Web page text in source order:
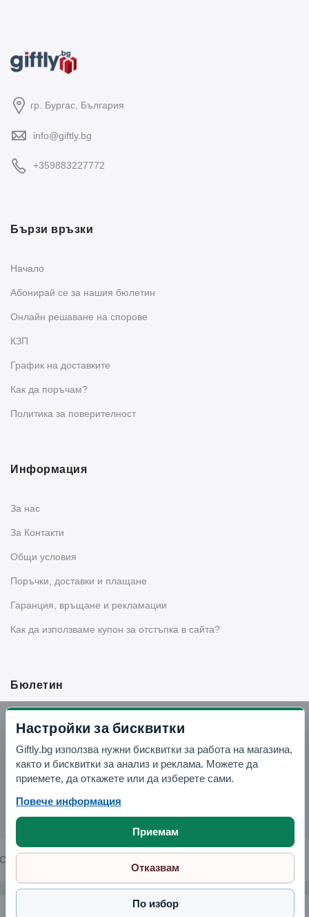
Метална лъжица за сервиране. 33 см. (02C0472)
гр. Бургас, България
info@giftly.bg
+359883227772
Бързи връзки
Начало
Абонирай се за нашия бюлетин
Oнлайн решаване на спорове
КЗП
График на доставките
Как да поръчам?
Политика за поверителност
Информация
За нас
За Контакти
Общи условия
Поръчки, доставки и плащане
Гаранция, връщане и рекламации
Как да използваме купон за отстъпка в сайта?
Бюлетин
Вземи -10% отстъпка в Telegram
Отвори Telegram
Copyright © 2026 GIFTLY.BG. All rights reserved.
Настройки за бисквитки
Giftly.bg използва нужни бисквитки за работа на магазина,
както и бисквитки за анализ и реклама. Можете да
приемете, да откажете или да изберете сами.
Повече информация
Приемам
Отказвам
По избор